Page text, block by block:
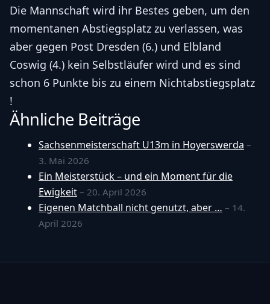
Die Mannschaft wird ihr Bestes geben, um den
momentanen Abstiegsplatz zu verlassen, was
aber gegen Post Dresden (6.) und Elbland
Coswig (4.) kein Selbstläufer wird und es sind
schon 6 Punkte bis zu einem Nichtabstiegsplatz
!
Ähnliche Beiträge
Sachsenmeisterschaft U13m in Hoyerswerda –
3. Mai 2026
Ein Meisterstück – und ein Moment für die
Ewigkeit – 20. April 2026
Eigenen Matchball nicht genutzt, aber … – 14.
April 2026